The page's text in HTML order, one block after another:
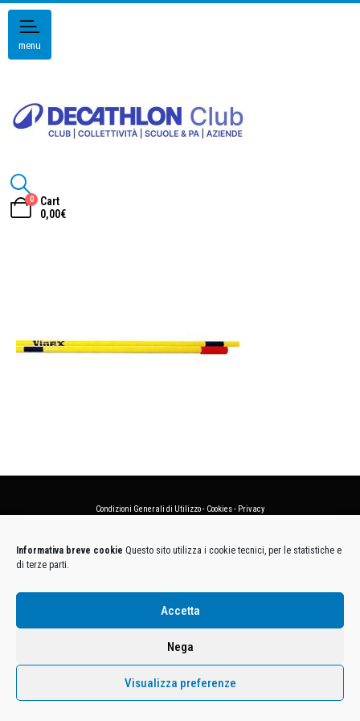
Informativa breve cookie Questo sito utilizza i cookie tecnici, per le statistiche e
di terze parti.
Accetta
Nega
Visualizza preferenze
menu
0
Cart
0,00€
Condizioni Generali di Utilizzo- Cookies- Privacy
Euro 12.500.000 i.v. - C.F. e Iscr. Reg. Imp. Monza e Brianza 02137480964 - R.E.A. MB-1370021 -
P.IVA. 11005760159 - Direzione e coordinamento art. 2497 C.C. DECATHLON SA, Villeneuve